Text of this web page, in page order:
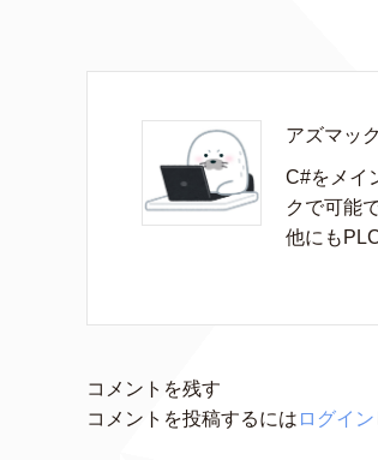
アズマッ
C#をメイ
クで可能
他にも
コメントを残す
コメントを投稿するには ログイン